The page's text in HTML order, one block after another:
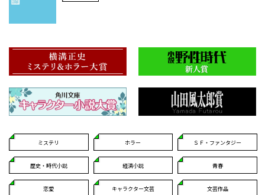
ミステリ ホラー ＳＦ・ファンタジー
歴史・時代小説 経済小説 青春
恋愛 キャラクター文芸 文芸作品